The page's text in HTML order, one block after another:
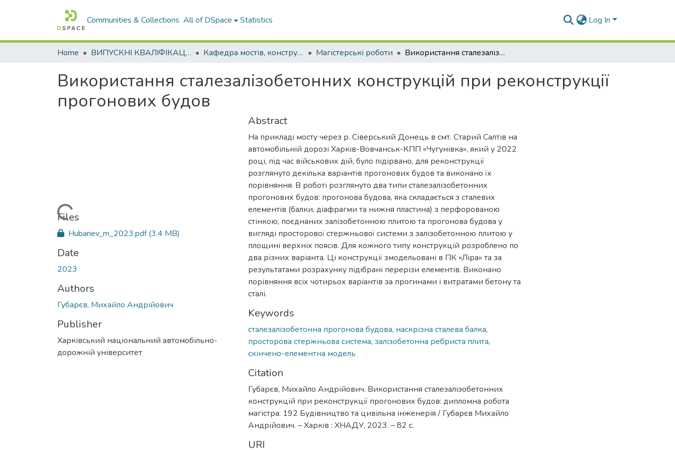
Communities & Collections All of DSpace Statistics Log In
Home ВИПУСКНІ КВАЛІФІКАЦІЙНІ РОБОТИ Кафедра мостів, конструкцій та будівельної механіки Магістерські роботи Використання сталезалізобетонних конструкцій при реконструкції прогонових будов
Використання сталезалізобетонних конструкцій при реконструкції
прогонових будов
Loading...
Files
Hubariev_m_2023.pdf(3.4 MB)
Date
2023
Authors
Губарєв, Михайло Андрійович
Publisher
Харківський національний автомобільно-
дорожній університет
Abstract
На прикладі мосту через р. Сіверський Донець в смт. Старий Салтів на
автомобільній дорозі Харків-Вовчанськ-КПП «Чугунівка», який у 2022
році, під час військових дій, було підірвано, для реконструкції
розглянуто декілька варіантів прогонових будов та виконано їх
порівняння. В роботі розглянуто два типи сталезалізобетонних
прогонових будов: прогонова будова, яка складається з сталевих
елементів (балки, діафрагми та нижня пластина) з перфорованою
стінкою, поєднаних залізобетонною плитою та прогонова будова у
вигляді просторової стержньової системи з залізобетонною плитою у
площині верхніх поясів. Для кожного типу конструкцій розроблено по
два різних варіанта. Ці конструкції змодельовані в ПК «Ліра» та за
результатами розрахунку підібрані перерізи елементів. Виконано
порівняння всіх чотирьох варіантів за прогинами і витратами бетону та
сталі.
Keywords
сталезалізобетонна прогонова будова, наскрізна сталева балка,
просторова стержньова система, залізобетонна ребриста плита,
скінчено-елементна модель
Citation
Губарєв, Михайло Андрійович. Використання сталезалізобетонних
конструкцій при реконструкції прогонових будов: дипломна робота
магістра: 192 Будівництво та цивільна інженерія / Губарєв Михайло
Андрійович. – Харків : ХНАДУ, 2023. – 82 с.
URI